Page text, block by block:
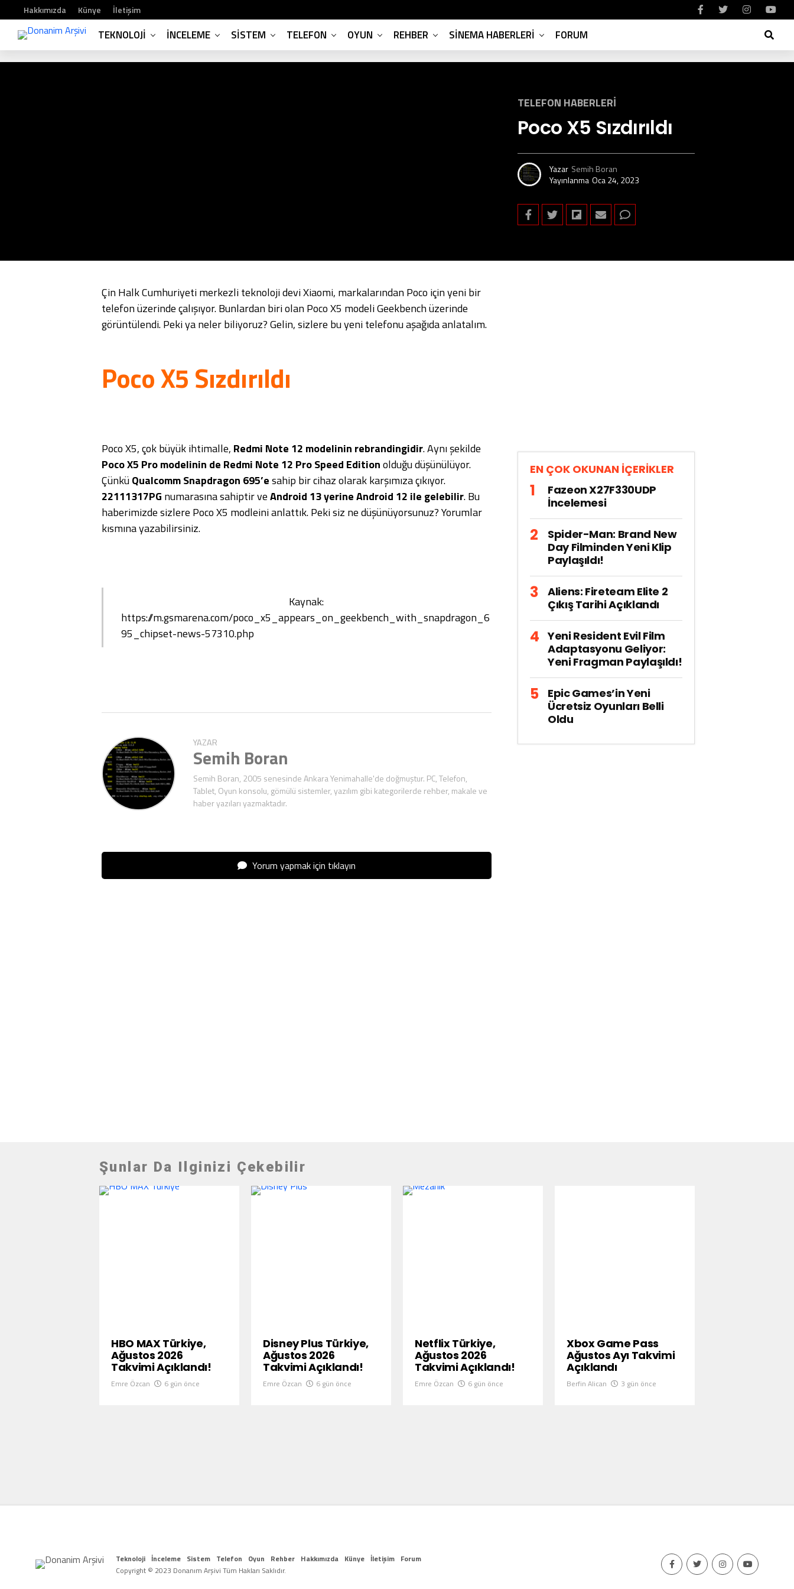
Hakkımızda Künye İletişim
TEKNOLOJI İNCELEME SISTEM TELEFON OYUN REHBER SINEMA HABERLERI FORUM
TELEFON HABERLERI
Poco X5 Sızdırıldı
Yazar Semih Boran
Yayınlanma Oca 24, 2023
Çin Halk Cumhuriyeti merkezli teknoloji devi Xiaomi, markalarından Poco için yeni bir
telefon üzerinde çalışıyor. Bunlardan biri olan Poco X5 modeli Geekbench üzerinde
görüntülendi. Peki ya neler biliyoruz? Gelin, sizlere bu yeni telefonu aşağıda anlatalım.
Poco X5 Sızdırıldı
Poco X5, çok büyük ihtimalle, Redmi Note 12 modelinin rebrandingidir. Aynı şekilde
Poco X5 Pro modelinin de Redmi Note 12 Pro Speed Editionolduğu düşünülüyor.
ÇünküQualcomm Snapdragon 695’esahip bir cihaz olarak karşımıza çıkıyor.
22111317PG numarasına sahiptir veAndroid 13 yerine Android 12 ile gelebilir. Bu
haberimizde sizlere Poco X5 modleini anlattık. Peki siz ne düşünüyorsunuz? Yorumlar
kısmına yazabilirsiniz.
Kaynak:
https://m.gsmarena.com/poco_x5_appears_on_geekbench_with_snapdragon_6
95_chipset-news-57310.php
YAZAR
Semih Boran
Semih Boran, 2005 senesinde Ankara Yenimahalle'de doğmuştur. PC, Telefon,
Tablet, Oyun konsolu, gömülü sistemler, yazılım gibi kategorilerde rehber, makale ve
haber yazıları yazmaktadır.
Yorum yapmak için tıklayın
EN ÇOK OKUNAN İÇERİKLER
Fazeon X27F330UDP
İncelemesi
Spider-Man: Brand New
Day Filminden Yeni Klip
Paylaşıldı!
Aliens: Fireteam Elite 2
Çıkış Tarihi Açıklandı
Yeni Resident Evil Film
Adaptasyonu Geliyor:
Yeni Fragman Paylaşıldı!
Epic Games’in Yeni
Ücretsiz Oyunları Belli
Oldu
Şunlar Da Ilginizi Çekebilir
HBO MAX Türkiye,
Ağustos 2026
Takvimi Açıklandı!
Emre Özcan 6 gün önce
Disney Plus Türkiye,
Ağustos 2026
Takvimi Açıklandı!
Emre Özcan 6 gün önce
Netflix Türkiye,
Ağustos 2026
Takvimi Açıklandı!
Emre Özcan 6 gün önce
Xbox Game Pass
Ağustos Ayı Takvimi
Açıklandı
Berfin Alican 3 gün önce
Teknoloji İnceleme Sistem Telefon Oyun Rehber Hakkımızda Künye İletişim Forum
Copyright © 2023 Donanım Arşivi Tüm Hakları Saklıdır.